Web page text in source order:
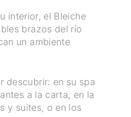
interior, el Bleiche
brazos del río
un ambiente
descubrir: en su spa
a la carta, en la
y suites, o en los